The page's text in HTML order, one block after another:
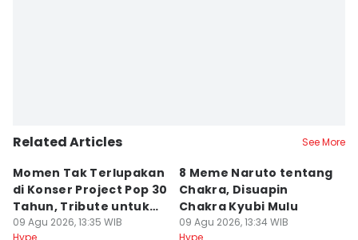
Related Articles See More
Momen Tak Terlupakan
di Konser Project Pop 30
Tahun, Tribute untuk
Oon
09 Agu 2026, 13:35 WIB
Hype
8 Meme Naruto tentang
Chakra, Disuapin
Chakra Kyubi Mulu
09 Agu 2026, 13:34 WIB
Hype